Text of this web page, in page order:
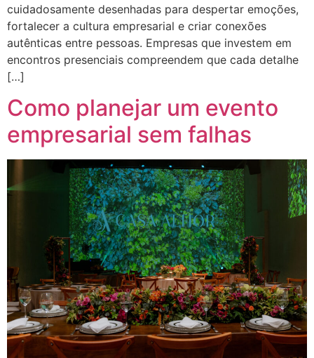
cuidadosamente desenhadas para despertar emoções,
fortalecer a cultura empresarial e criar conexões
autênticas entre pessoas. Empresas que investem em
encontros presenciais compreendem que cada detalhe
[…]
Como planejar um evento
empresarial sem falhas